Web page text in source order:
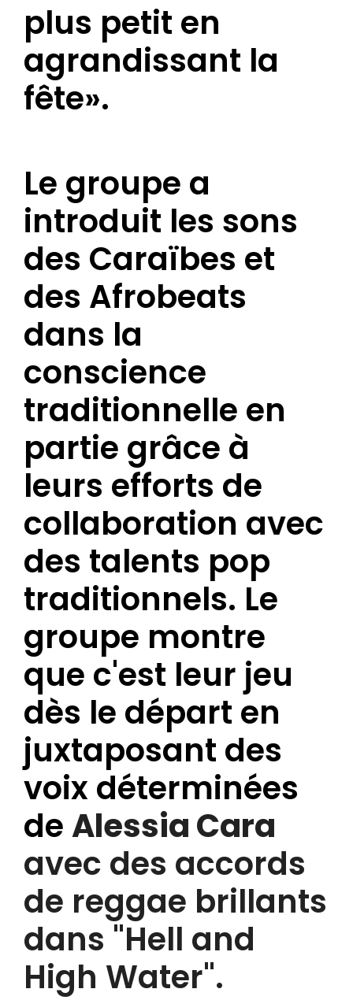
plus petit en
agrandissant la
fête».
Le groupe a
introduit les sons
des Caraïbes et
des Afrobeats
dans la
conscience
traditionnelle en
partie grâce à
leurs efforts de
collaboration avec
des talents pop
traditionnels. Le
groupe montre
que c'est leur jeu
dès le départ en
juxtaposant des
voix déterminées
deAlessia Cara
avec des accords
de reggae brillants
dans "Hell and
High Water".